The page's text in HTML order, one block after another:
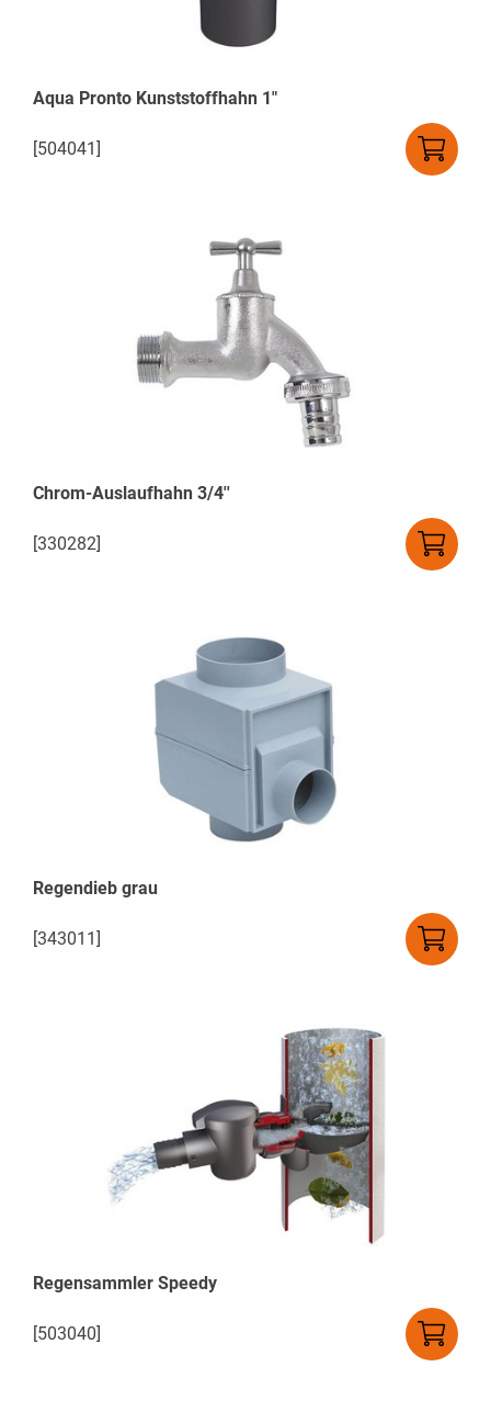
Aqua Pronto Kunststoffhahn 1"
[504041]
Chrom-Auslaufhahn 3/4''
[330282]
Regendieb grau
[343011]
Regensammler Speedy
[503040]